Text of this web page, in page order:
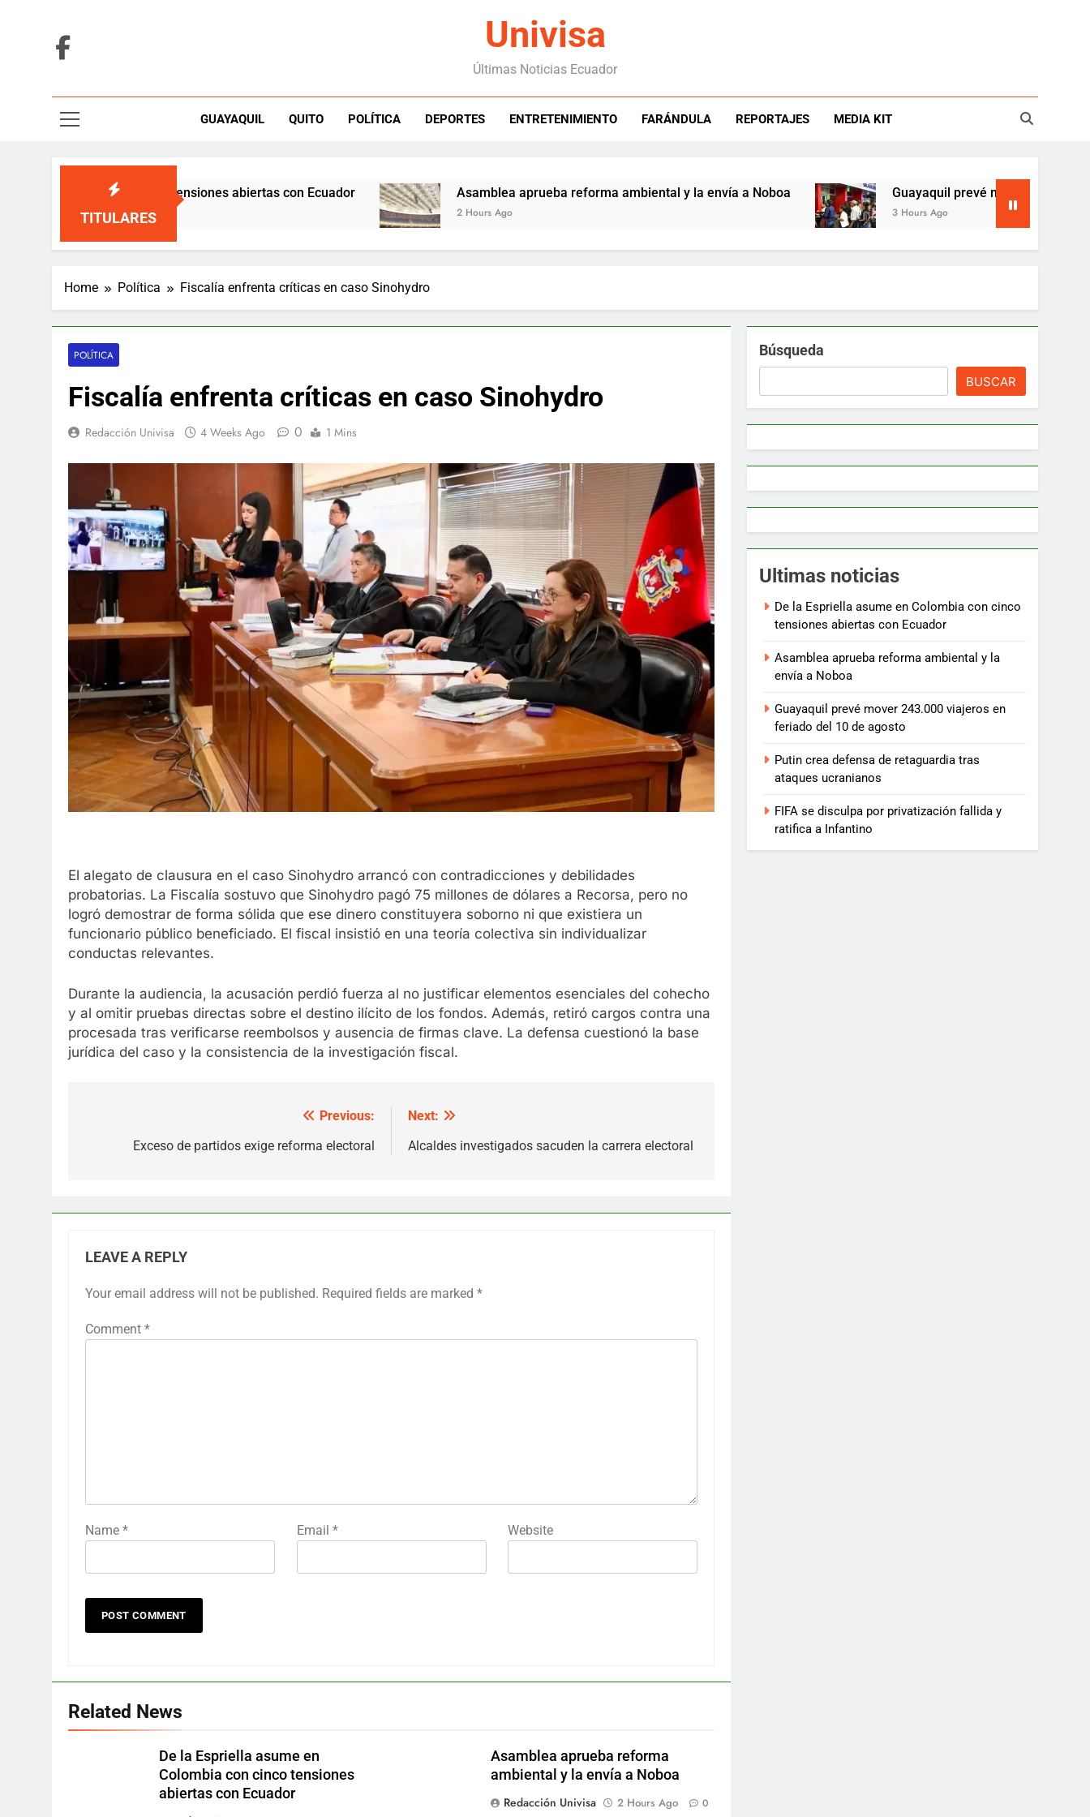
Univisa
Últimas Noticias Ecuador
GUAYAQUIL QUITO POLÍTICA DEPORTES ENTRETENIMIENTO FARÁNDULA REPORTAJES MEDIA KIT
TITULARES
con cinco tensiones abiertas con Ecuador Asamblea aprueba reforma ambiental y la envía a Noboa
2 Hours Ago
Guayaquil prevé mover 243.000 viajeros
3 Hours Ago
Home Política Fiscalía enfrenta críticas en caso Sinohydro
POLÍTICA
Fiscalía enfrenta críticas en caso Sinohydro
Redacción Univisa 4 Weeks Ago 0 1 Mins
El alegato de clausura en el caso Sinohydro arrancó con contradicciones y debilidades
probatorias. La Fiscalía sostuvo que Sinohydro pagó 75 millones de dólares a Recorsa, pero no
logró demostrar de forma sólida que ese dinero constituyera soborno ni que existiera un
funcionario público beneficiado. El fiscal insistió en una teoría colectiva sin individualizar
conductas relevantes.
Durante la audiencia, la acusación perdió fuerza al no justificar elementos esenciales del cohecho
y al omitir pruebas directas sobre el destino ilícito de los fondos. Además, retiró cargos contra una
procesada tras verificarse reembolsos y ausencia de firmas clave. La defensa cuestionó la base
jurídica del caso y la consistencia de la investigación fiscal.
navigation
Previous:
Exceso de partidos exige reforma electoral
Next:
Alcaldes investigados sacuden la carrera electoral
LEAVE A REPLY
Your email address will not be published. Required fields are marked *
Comment *
Name * Email * Website
Related News
De la Espriella asume en
Colombia con cinco tensiones
abiertas con Ecuador
Asamblea aprueba reforma
ambiental y la envía a Noboa
Redacción Univisa
2 Hours Ago 0
Búsqueda
BUSCAR
Ultimas noticias
De la Espriella asume en Colombia con cinco
tensiones abiertas con Ecuador
Asamblea aprueba reforma ambiental y la
envía a Noboa
Guayaquil prevé mover 243.000 viajeros en
feriado del 10 de agosto
Putin crea defensa de retaguardia tras
ataques ucranianos
FIFA se disculpa por privatización fallida y
ratifica a Infantino